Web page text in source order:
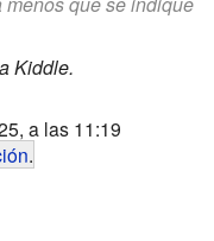
Kiddle.
a las 11:19
.